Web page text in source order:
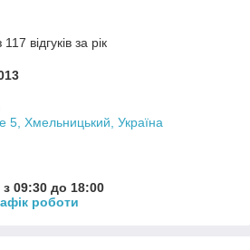
відгуків за рік
5, Хмельницький, Україна
09:30 до 18:00
роботи